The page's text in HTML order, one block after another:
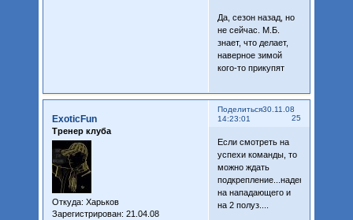
Да, сезон назад, но
не сейчас. М.Б.
знает, что делает,
наверное зимой
кого-то прикупят
Поделиться
25
30.11.08
14:23:01
ExoticFun
Тренер клуба
Откуда: Харьков
Зарегистрирован: 21.04.08
Если смотреть на
успехи команды, то
можно ждать
подкрепление...надеюсь
на нападающего и
на 2 полуз....